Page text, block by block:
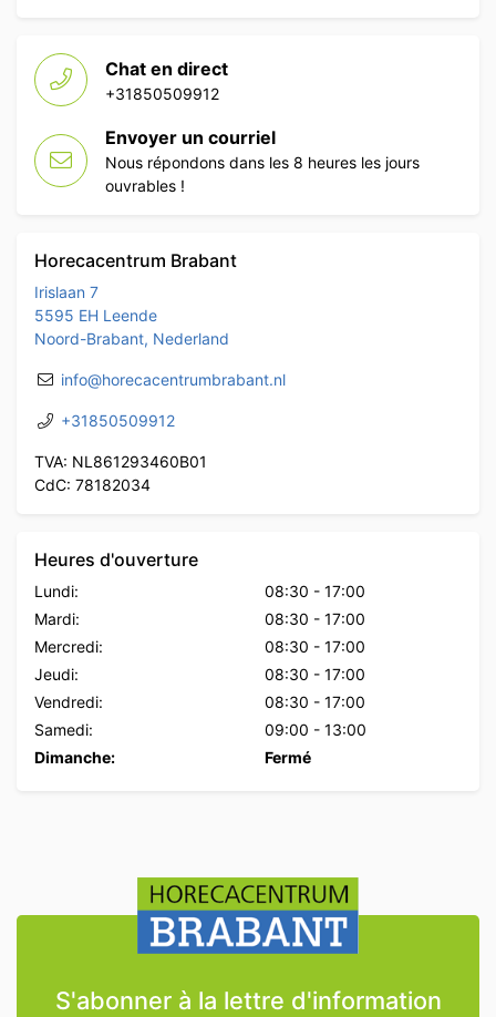
Chat en direct
+31850509912
Envoyer un courriel
Nous répondons dans les 8 heures les jours
ouvrables !
Horecacentrum Brabant
Irislaan 7
5595 EH Leende
Noord-Brabant, Nederland
info@horecacentrumbrabant.nl
+31850509912
TVA: NL861293460B01
CdC: 78182034
Heures d'ouverture
Lundi: 08:30 - 17:00
Mardi:
08:30 - 17:00
Mercredi:
08:30 - 17:00
Jeudi:
08:30 - 17:00
Vendredi:
08:30 - 17:00
Samedi:
09:00 - 13:00
Dimanche:
Fermé
S'abonner à la lettre d'information